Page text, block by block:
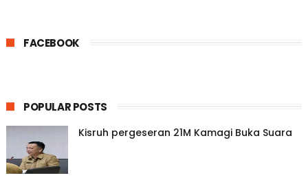
FACEBOOK
POPULAR POSTS
Kisruh pergeseran 21M Kamagi Buka Suara